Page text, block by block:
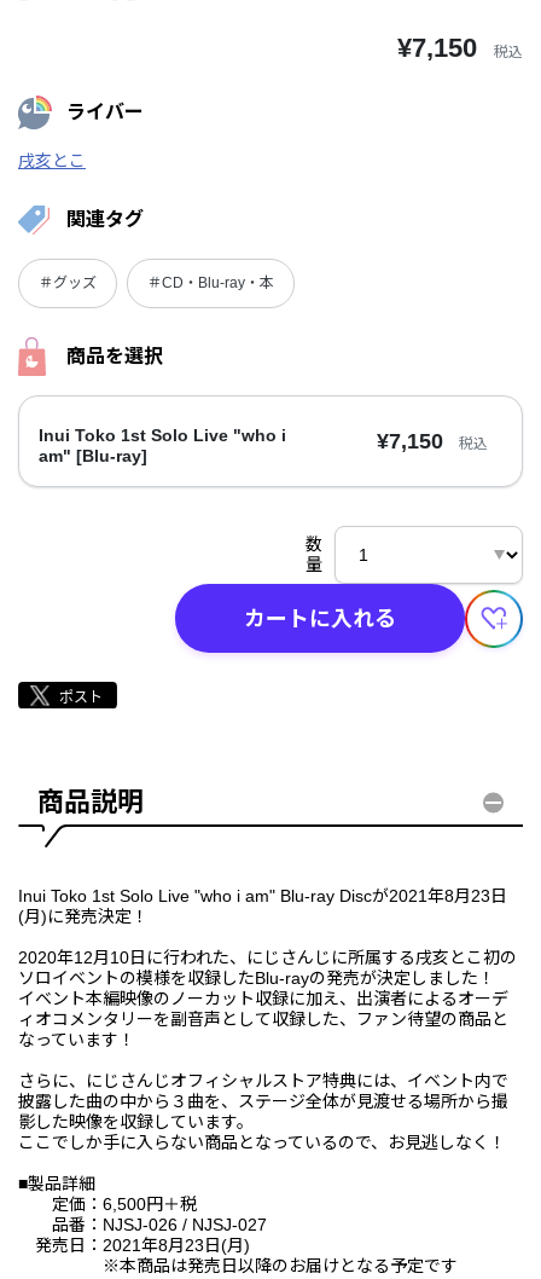
¥7,150 税込
ライバー
戌亥とこ
関連タグ
＃グッズ ＃CD・Blu-ray・本
商品を選択
Inui Toko 1st Solo Live "who i
am" [Blu-ray]
¥7,150 税込
数
量
カートに入れる
商品説明
Inui Toko 1st Solo Live "who i am" Blu-ray Discが2021年8月23日
(月)に発売決定！
2020年12月10日に行われた、にじさんじに所属する戌亥とこ初の
ソロイベントの模様を収録したBlu-rayの発売が決定しました！
イベント本編映像のノーカット収録に加え、出演者によるオーデ
ィオコメンタリーを副音声として収録した、ファン待望の商品と
なっています！
さらに、にじさんじオフィシャルストア特典には、イベント内で
披露した曲の中から３曲を、ステージ全体が見渡せる場所から撮
影した映像を収録しています。
ここでしか手に入らない商品となっているので、お見逃しなく！
■製品詳細
定価：6,500円＋税
品番：NJSJ-026 / NJSJ-027
発売日：2021年8月23日(月)
※本商品は発売日以降のお届けとなる予定です